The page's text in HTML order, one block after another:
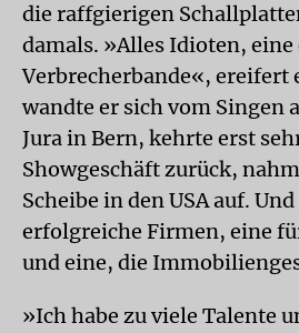
die raffgierigen
damals. »Alles Idioten, eine
Verbrecherbande«, ereifert
wandte er sich vom Singen
Jura in Bern, kehrte erst
Showgeschäft zurück,
Scheibe in den USA auf.
erfolgreiche Firmen, eine
und eine, die
»Ich habe zu viele Talente